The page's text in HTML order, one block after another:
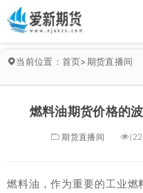
当前位置： 首页>期货直播间
燃料油期货价格的
期货直播间
燃料油，作为重要的工业